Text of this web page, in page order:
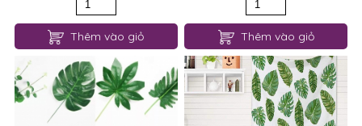
Thêm vào giỏ Thêm vào giỏ